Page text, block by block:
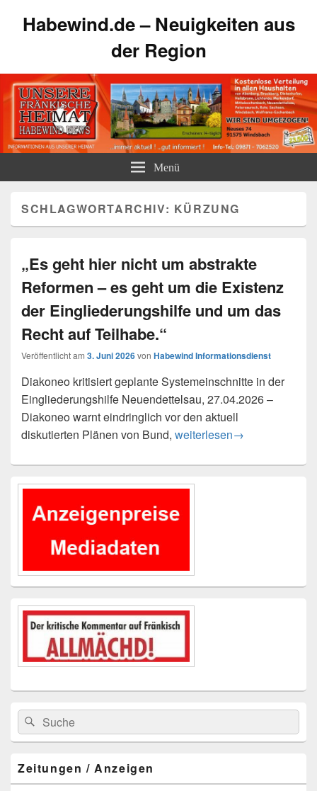
Habewind.de – Neuigkeiten aus
der Region
Menü
SCHLAGWORTARCHIV: KÜRZUNG
„Es geht hier nicht um abstrakte
Reformen – es geht um die Existenz
der Eingliederungshilfe und um das
Recht auf Teilhabe.“
Veröffentlicht am 3. Juni 2026von Habewind Informationsdienst
Diakoneo kritisiert geplante Systemeinschnitte in der
Eingliederungshilfe Neuendettelsau, 27.04.2026 –
Diakoneo warnt eindringlich vor den aktuell
diskutierten Plänen von Bund, „Es geht hier nicht um
weiterlesen→
Primärer
Widgetbereich
Suchen
nach:
Suchen
Zeitungen / Anzeigen